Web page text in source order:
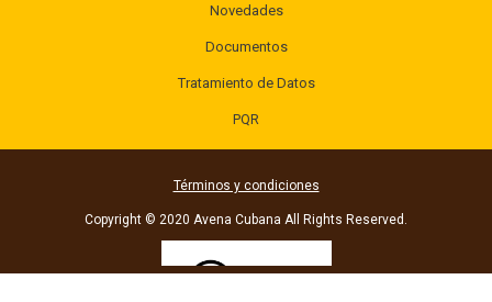
Novedades
Documentos
Tratamiento de Datos
PQR
Términos y condiciones
Copyright © 2020 Avena Cubana All Rights Reserved.